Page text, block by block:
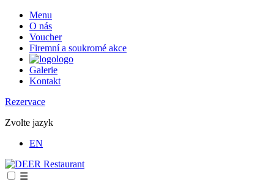
Menu
O nás
Voucher
Firemní a soukromé akce
logo
Galerie
Kontakt
Rezervace
Zvolte jazyk
EN
☰